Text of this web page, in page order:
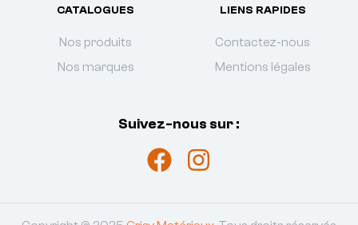
CATALOGUES
Nos produits
Nos marques
LIENS RAPIDES
Contactez-nous
Mentions légales
Suivez-nous sur :